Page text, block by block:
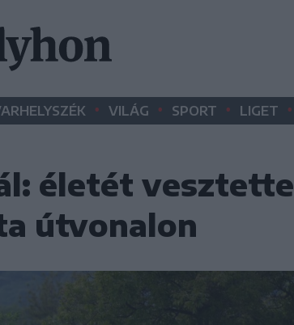
• VILÁG • SPORT • LIGET •
életét vesztette
útvonalon